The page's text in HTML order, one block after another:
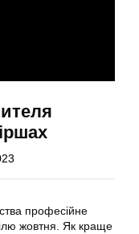
професійне
жовтня. Як краще